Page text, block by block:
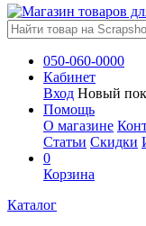
050-060-0000
Кабинет
Вход Новый
Помощь
О магазине
Статьи Скидки
0
Корзина
Каталог